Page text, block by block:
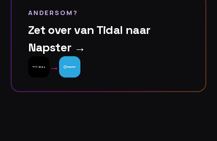
ANDERSOM?
Zet over van Tidal naar
Napster →
→